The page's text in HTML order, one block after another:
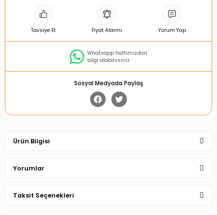
Tavsiye Et Fiyat Alarmı Yorum Yap
Whatsapp hattımızdan
bilgi alabilirsiniz
Sosyal Medyada Paylaş
Ürün Bilgisi
Yorumlar
Taksit Seçenekleri